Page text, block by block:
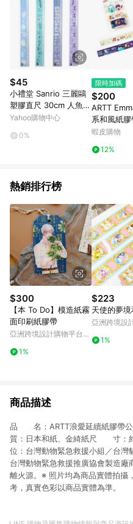
運費，攤位費等不具贈點資格。
顏色、價位、贈品如與 Pinkoi 商
Pinkoi 購物商品資訊頁及購物車
則請以點數紅包活動說明為準。
頁面後才首次下載 Pinkoi APP 並
上，首次下載 Pinkoi APP 後，需
面，方享導購資格。
$45
小禮堂 Sanrio 三麗鷗
塑膠直尺 30cm 人魚漢
頓 酷洛米 大耳狗
Yahoo購物中心
0%
限時加碼
$200
ARTT
系和風紙
RTT台灣動
台灣鐵道
蝦皮購物
12%
熱銷排行榜
$300
【本 To Do】模造紙霧
面印刷紙膠帶
亞洲跨境設計購物平台
1%
$223
天使的夢
亞洲跨境設
1%
商品描述
品 名：ARTT浪愛延續紙膠
質：日本和紙、金綺紙尺 寸：
位：台灣動物緊急救援小組／台灣
台灣動物緊急救援推廣協會製造
離火源。※ 照片均為商品實體拍攝
考，真實色彩以商品實體為準。